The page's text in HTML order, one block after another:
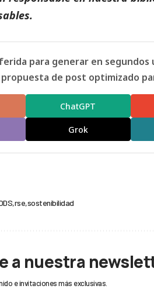
para generar en segundos
de post optimizado
ChatGPT
Grok
rse sostenibilidad
a nuestra
e invitaciones más exclusivas.